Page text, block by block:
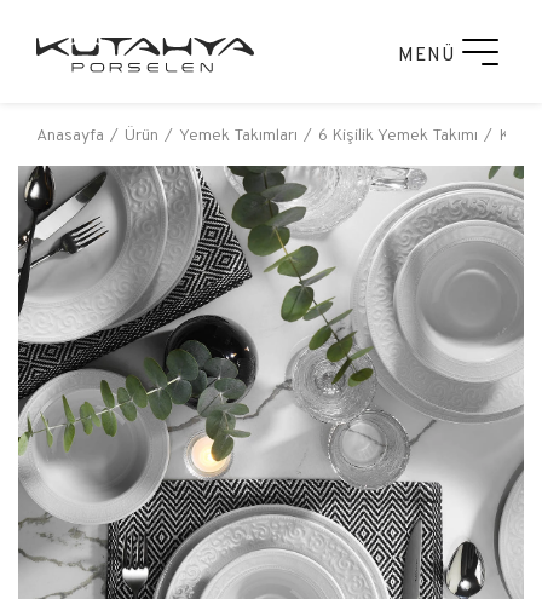
MENÜ
Anasayfa Ürün Yemek Takımları 6 Kişilik Yemek Takımı